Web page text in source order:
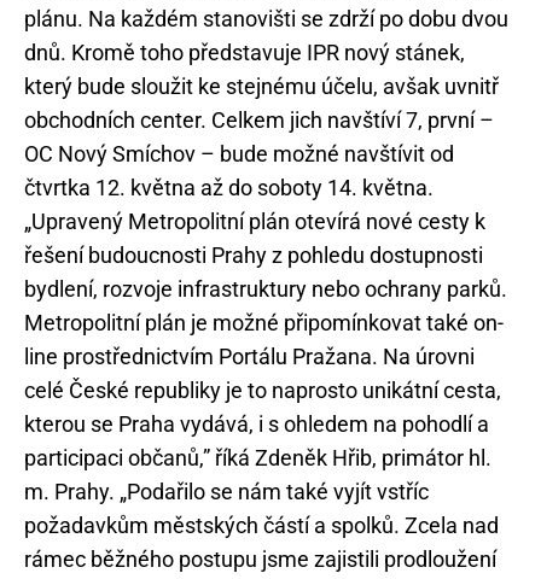
plánu. Na každém stanovišti se zdrží po dobu dvou
dnů. Kromě toho představuje IPR nový stánek,
který bude sloužit ke stejnému účelu, avšak uvnitř
obchodních center. Celkem jich navštíví 7, první –
OC Nový Smíchov – bude možné navštívit od
čtvrtka 12. května až do soboty 14. května.
„Upravený Metropolitní plán otevírá nové cesty k
řešení budoucnosti Prahy z pohledu dostupnosti
bydlení, rozvoje infrastruktury nebo ochrany parků.
Metropolitní plán je možné připomínkovat také on-
line prostřednictvím Portálu Pražana. Na úrovni
celé České republiky je to naprosto unikátní cesta,
kterou se Praha vydává, i s ohledem na pohodlí a
participaci občanů,” říká Zdeněk Hřib, primátor hl.
m. Prahy. „Podařilo se nám také vyjít vstříc
požadavkům městských částí a spolků. Zcela nad
rámec běžného postupu jsme zajistili prodloužení